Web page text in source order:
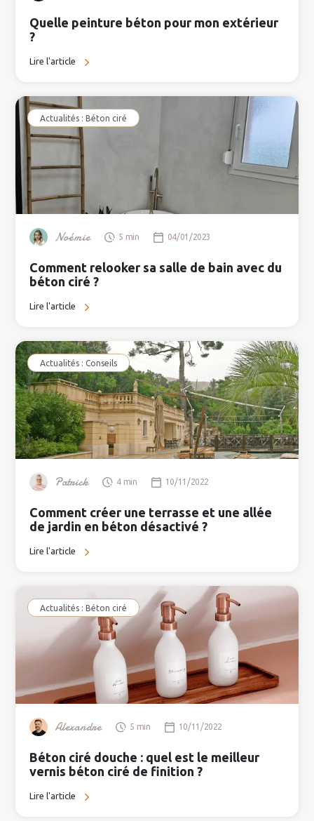
Quelle peinture béton pour mon extérieur
?
Lire l'article
Actualités : Béton ciré
Noémie 5 min 04/01/2023
Comment relooker sa salle de bain avec du
béton ciré ?
Lire l'article
Actualités : Conseils
Patrick 4 min 10/11/2022
Comment créer une terrasse et une allée
de jardin en béton désactivé ?
Lire l'article
Actualités : Béton ciré
Alexandre 5 min 10/11/2022
Béton ciré douche : quel est le meilleur
vernis béton ciré de finition ?
Lire l'article